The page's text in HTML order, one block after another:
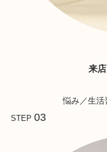
来
悩み／生活
STEP 03